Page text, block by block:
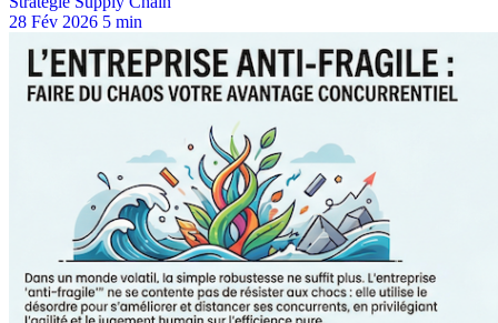
28 Fév 2026 5 min